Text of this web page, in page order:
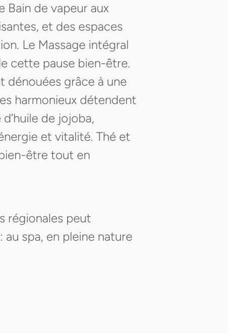
Bain de vapeur aux
et des espaces
Le Massage intégral
cette pause bien-être.
dénouées grâce à une
harmonieux détendent
de jojoba,
et vitalité. Thé et
être tout en
régionales peut
spa, en pleine nature